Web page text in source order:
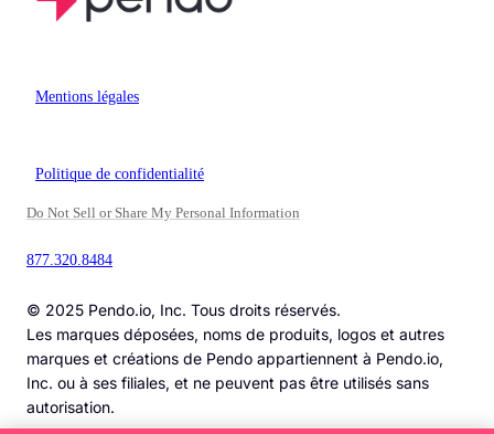
Mentions légales
Politique de confidentialité
Do Not Sell or Share My Personal Information
877.320.8484
© 2025 Pendo.io, Inc. Tous droits réservés.
Les marques déposées, noms de produits, logos et autres
marques et créations de Pendo appartiennent à Pendo.io,
Inc. ou à ses filiales, et ne peuvent pas être utilisés sans
autorisation.